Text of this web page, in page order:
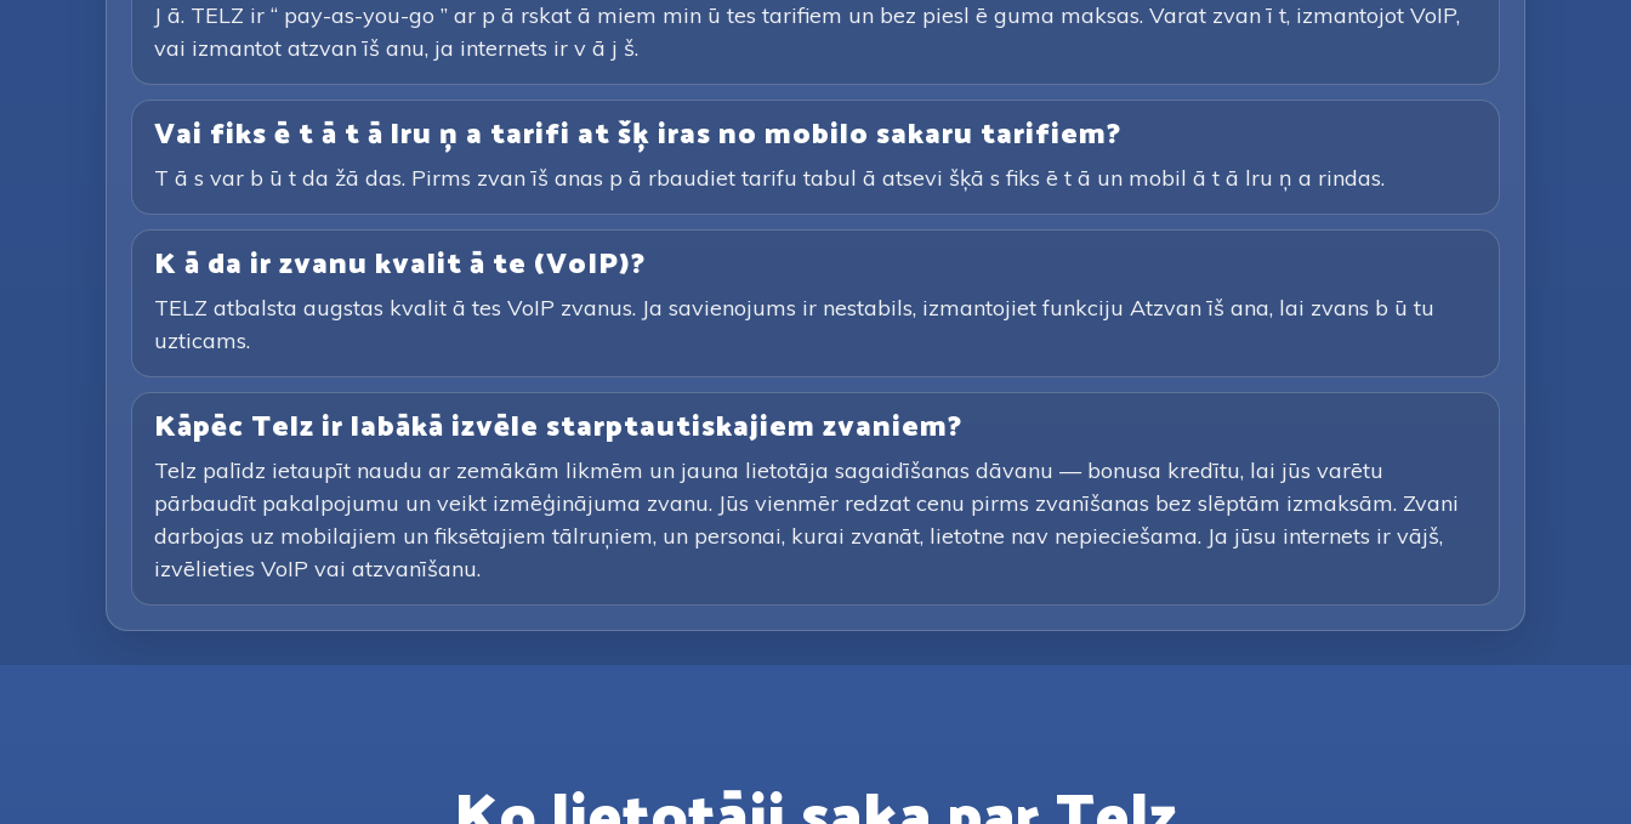
J ā. TELZ ir “ pay-as-you-go ” ar p ā rskat ā miem min ū tes tarifiem un bez piesl ē guma maksas. Varat zvan ī t, izmantojot VoIP,
vai izmantot atzvan īš anu, ja internets ir v ā j š.
Vai fiks ē t ā t ā lru ņ a tarifi at šķ iras no mobilo sakaru tarifiem?
T ā s var b ū t da žā das. Pirms zvan īš anas p ā rbaudiet tarifu tabul ā atsevi šķā s fiks ē t ā un mobil ā t ā lru ņ a rindas.
K ā da ir zvanu kvalit ā te (VoIP)?
TELZ atbalsta augstas kvalit ā tes VoIP zvanus. Ja savienojums ir nestabils, izmantojiet funkciju Atzvan īš ana, lai zvans b ū tu
uzticams.
Kāpēc Telz ir labākā izvēle starptautiskajiem zvaniem?
Telz palīdz ietaupīt naudu ar zemākām likmēm un jauna lietotāja sagaidīšanas dāvanu — bonusa kredītu, lai jūs varētu
pārbaudīt pakalpojumu un veikt izmēģinājuma zvanu. Jūs vienmēr redzat cenu pirms zvanīšanas bez slēptām izmaksām. Zvani
darbojas uz mobilajiem un fiksētajiem tālruņiem, un personai, kurai zvanāt, lietotne nav nepieciešama. Ja jūsu internets ir vājš,
izvēlieties VoIP vai atzvanīšanu.